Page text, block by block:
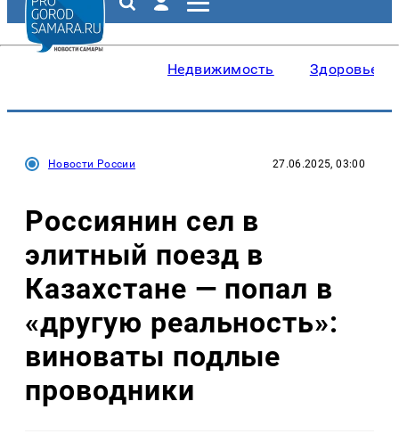
Недвижимость Здоровье
Новости России 27.06.2025, 03:00
Россиянин сел в
элитный поезд в
Казахстане — попал в
«другую реальность»:
виноваты подлые
проводники